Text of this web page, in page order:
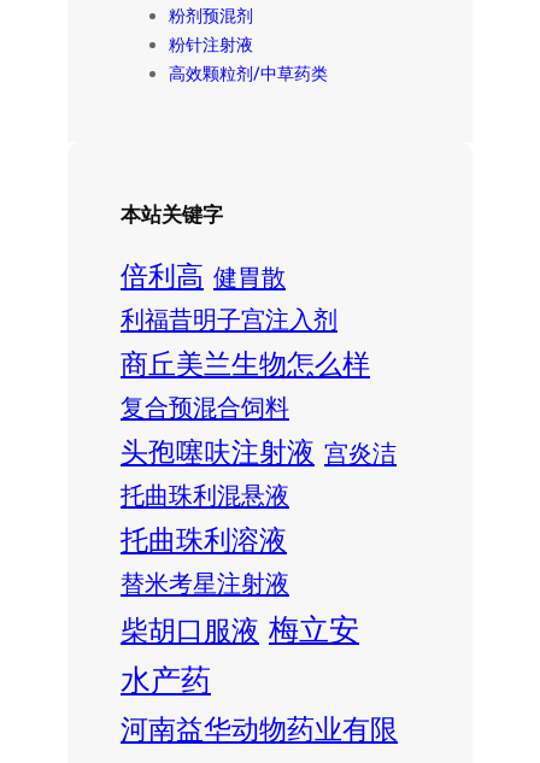
粉剂预混剂
粉针注射液
高效颗粒剂/中草药类
本站关键字
倍利高 健胃散
利福昔明子宫注入剂
商丘美兰生物怎么样
复合预混合饲料
头孢噻呋注射液 宫炎洁
托曲珠利混悬液
托曲珠利溶液
替米考星注射液
柴胡口服液 梅立安
水产药
河南益华动物药业有限